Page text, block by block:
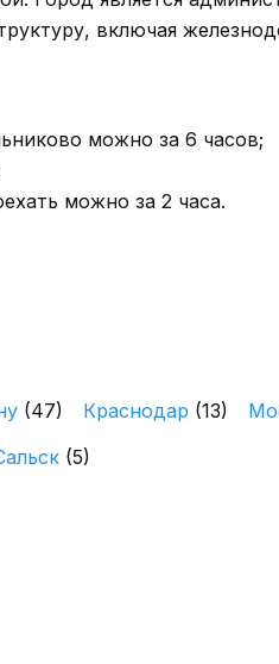
включая
можно за 6 часов;
можно за 2 часа.
(47) Краснодар (13)
(5)